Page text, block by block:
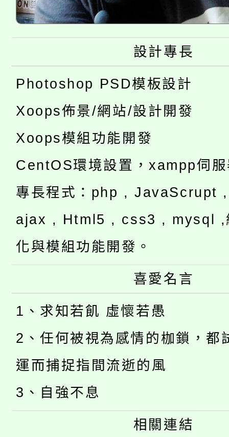
設計專長
Photoshop PSD模板設計
Xoops佈景/網站/設計開發
Xoops模組功能開發
CentOS環境設置，xampp伺
專長程式：php , JavaScrupt
ajax , Html5 , css3 , mysql ,
化與模組功能開發。
喜愛名言
1、求知若飢 虛懷若愚
2、任何被視為感情的枷鎖，都
運而捕捉指間流逝的風
3、自強不息
相關連結